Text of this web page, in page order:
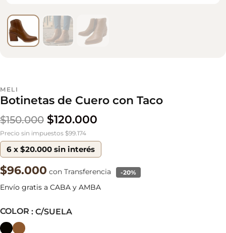
MELI
Botinetas de Cuero con Taco
$150.000 $120.000
COLOR : C/SUELA
Precio sin impuestos $99.174
6 x $20.000 sin interés
$96.000 con Transferencia -20%
Envío gratis a CABA y AMBA